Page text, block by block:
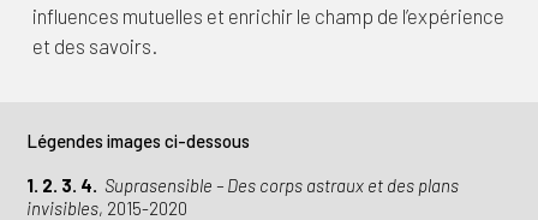
influences mutuelles et enrichir le champ de l’expérience
et des savoirs.
Légendes images ci-dessous
1. 2. 3. 4.
Suprasensible – Des corps astraux et des plans
invisibles, 2015-2020